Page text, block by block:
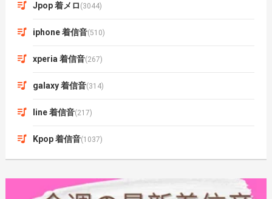
Jpop 着メロ (3044)
iphone 着信音(510)
xperia 着信音(267)
galaxy 着信音(314)
line 着信音(217)
Kpop 着信音(1037)